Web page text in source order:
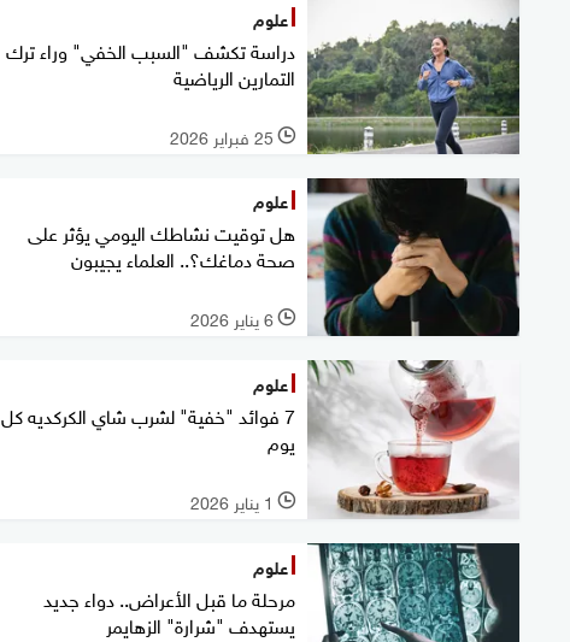
علوم
دراسة تكشف "السبب الخفي" وراء ترك
التمارين الرياضية
l 25 فبراير 2026
علوم
هل توقيت نشاطك اليومي يؤثر على
صحة دماغك؟.. العلماء يجيبون
l 6 يناير 2026
علوم
7 فوائد "خفية" لشرب شاي الكركديه كل
يوم
l 1 يناير 2026
علوم
مرحلة ما قبل الأعراض.. دواء جديد
يستهدف "شرارة" الزهايمر